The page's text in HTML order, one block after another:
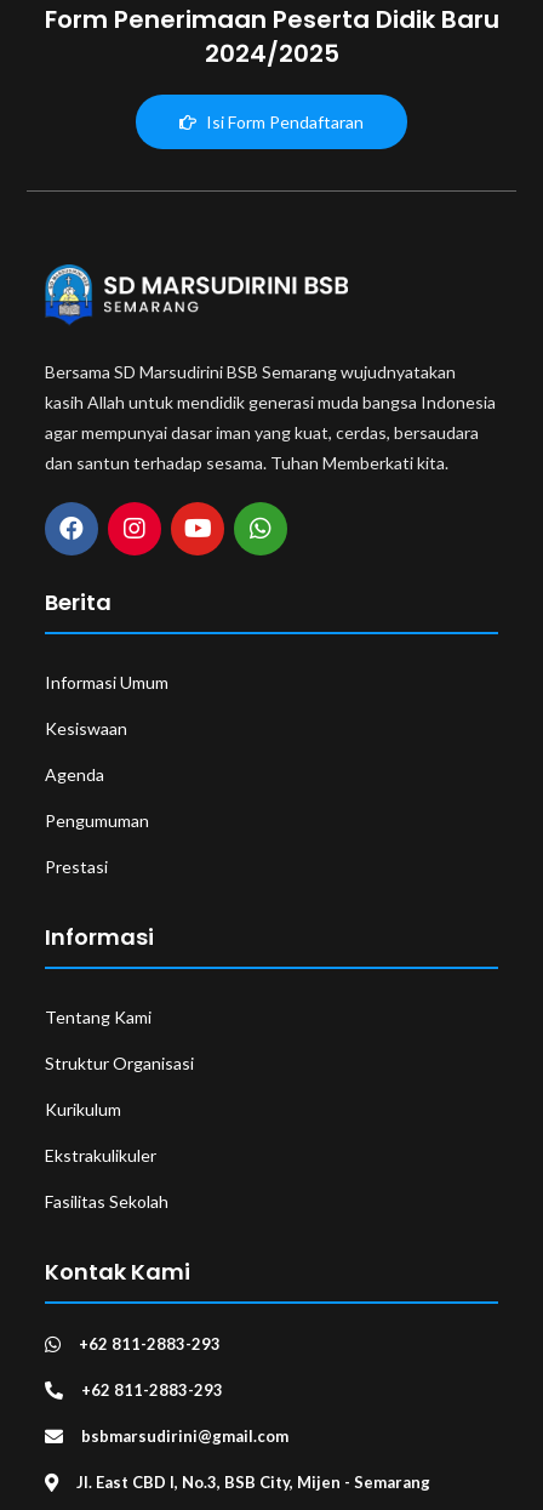
Form Penerimaan Peserta Didik Baru
2024/2025
Isi Form Pendaftaran
Bersama SD Marsudirini BSB Semarang wujudnyatakan
kasih Allah untuk mendidik generasi muda bangsa Indonesia
agar mempunyai dasar iman yang kuat, cerdas, bersaudara
dan santun terhadap sesama. Tuhan Memberkati kita.
Berita
Informasi Umum
Kesiswaan
Agenda
Pengumuman
Prestasi
Informasi
Tentang Kami
Struktur Organisasi
Kurikulum
Ekstrakulikuler
Fasilitas Sekolah
Kontak Kami
+62 811-2883-293
+62 811-2883-293
bsbmarsudirini@gmail.com
Jl. East CBD I, No.3, BSB City, Mijen - Semarang